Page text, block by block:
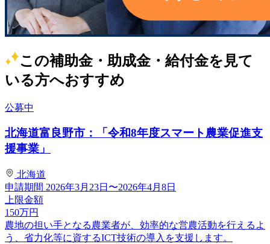
この補助金・助成金・給付金を見て
いる方へおすすめ
公募中
北海道富良野市：「令和8年度スマート農業促進支
援事業」
北海道
申請期間 2026年3月23日〜2026年4月8日
上限金額
150万円
農地の担い手となる農業者が、効率的な営農活動を行えるよ
う、省力化等に資するICT技術の導入を支援します。